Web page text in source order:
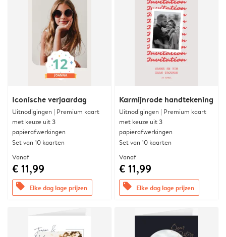
Iconische verjaardag
Uitnodigingen | Premium kaart
met keuze uit 3
papierafwerkingen
Set van 10 kaarten
Vanaf
€ 11,99
offers Elke dag lage prijzen
Karmijnrode handtekening
Uitnodigingen | Premium kaart
met keuze uit 3
papierafwerkingen
Set van 10 kaarten
Vanaf
€ 11,99
offers Elke dag lage prijzen